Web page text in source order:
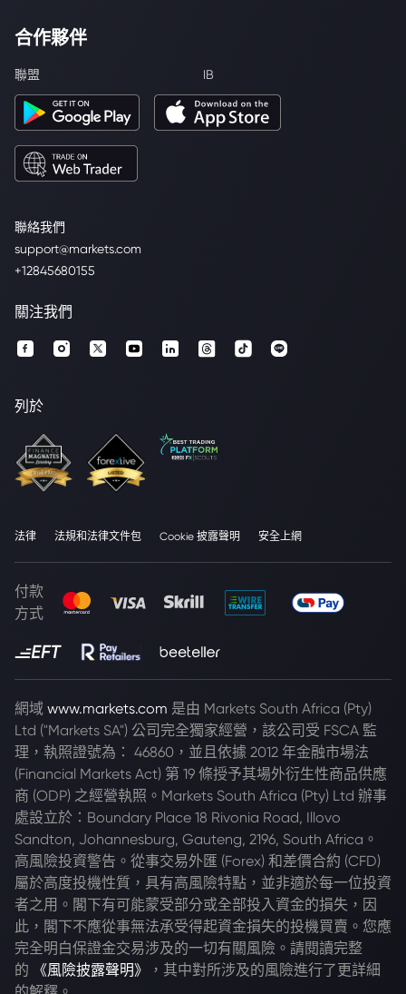
聯絡我們
support@markets.com
+12845680155
合作夥伴
聯盟 IB
關注我們
列於
法律 法規和法律文件包 Cookie 披露聲明 安全上網
付款
方式
網域 www.markets.com 是由 Markets South Africa (Pty)
Ltd ("Markets SA") 公司完全獨家經營，該公司受 FSCA 監
理，執照證號為： 46860，並且依據 2012 年金融市場法
(Financial Markets Act) 第 19 條授予其場外衍生性商品供應
商 (ODP) 之經營執照。Markets South Africa (Pty) Ltd 辦事
處設立於：Boundary Place 18 Rivonia Road, Illovo
Sandton, Johannesburg, Gauteng, 2196, South Africa。
高風險投資警告。從事交易外匯 (Forex) 和差價合約 (CFD)
屬於高度投機性質，具有高風險特點，並非適於每一位投資
者之用。閣下有可能蒙受部分或全部投入資金的損失，因
此，閣下不應從事無法承受得起資金損失的投機買賣。您應
完全明白保證金交易涉及的一切有關風險。請閱讀完整
的
《風險披露聲明》
，其中對所涉及的風險進行了更詳細